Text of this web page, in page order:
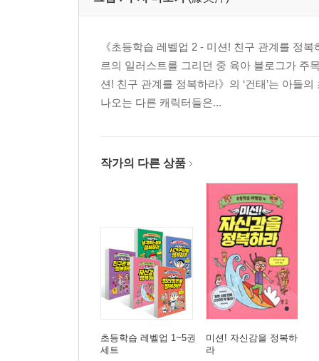
《초등학습 레벨업 2 - 미션! 친구 관계를 정
르의 일러스트를 그리던 중 육아 블로그가 주
션! 친구 관계를 정복하라》의 ‘건태’는 아들
나오는 다른 캐릭터들은...
작가의 다른 상품
초등학습 레벨업 1~5권
세트
미션! 자신감을 정복하
라